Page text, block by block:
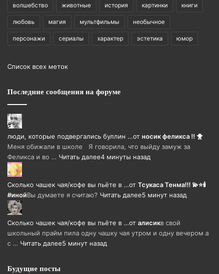
волшебство животные история картинки книги
любовь магия мультфильмы необычное
персонажи сериалы характер эстетика юмор
Список всех меток
Последние сообщения на форуме
люди, которые подвергались буллин …от носик феликса !! 🐥
Меня обижали в школе Я говорила, что выйду замуж за
Феликса и во … Читать далее4 минуты назад
Сколько чашек чая/кофе вы пьёте в …от Тсукаса Тенма!!! 💫⭐🕯️
#инойВы думаете я считаю? Читать далее5 минут назад
Сколько чашек чая/кофе вы пьёте в …от алисикв свой
школьный прайм пила одну чашку чая утром и одну вечером а
с … Читать далее5 минут назад
Будущие посты